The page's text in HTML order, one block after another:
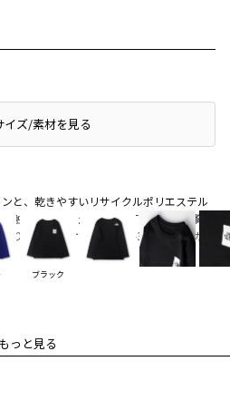
ブラック
イズ/素材を見る
と、乾きやすいリサイクルポリエステル
触りのニット生地の長袖Tシャツ。左胸に
りです。UVケア（UPF15-30、紫外線カッ
もっと見る